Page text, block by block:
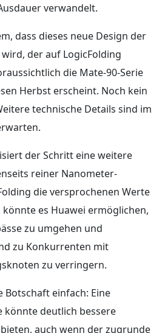
verwandelt.
dass dieses neue Design der
der auf LogicFolding
die Mate-90-Serie
Herbst erscheint. Noch kein
technische Details sind im
der Schritt eine weitere
reiner Nanometer-
die versprochenen Werte
es Huawei ermöglichen,
zu umgehen und
zu Konkurrenten mit
zu verringern.
Botschaft einfach: Eine
könnte deutlich bessere
auch wenn der zugrunde